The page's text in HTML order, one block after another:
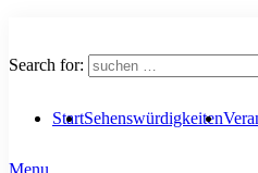
Search for:
StartSehenswürdigkeiten
Menu